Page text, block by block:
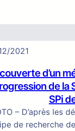
2021
d’un
de la
SPi
– D’après les
de recherche